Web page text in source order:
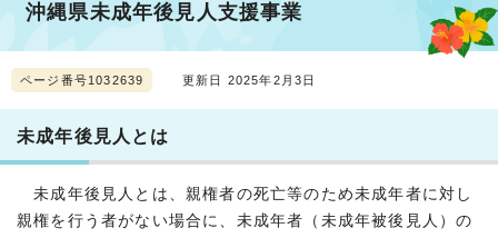
沖縄県未成年後見人支援事業
ページ番号1032639 更新日 2025年2月3日
未成年後見人とは
未成年後見人とは、親権者の死亡等のため未成年者に対し
親権を行う者がない場合に、未成年者（未成年被後見人）の